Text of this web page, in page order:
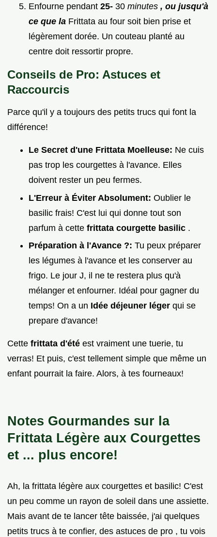
Enfourne pendant 25- 30 minutes , ou jusqu'à
ce que la Frittata au four soit bien prise et
légèrement dorée. Un couteau planté au
centre doit ressortir propre.
Conseils de Pro: Astuces et
Raccourcis
Parce qu'il y a toujours des petits trucs qui font la
différence!
Le Secret d'une Frittata Moelleuse: Ne cuis
pas trop les courgettes à l'avance. Elles
doivent rester un peu fermes.
L'Erreur à Éviter Absolument: Oublier le
basilic frais! C'est lui qui donne tout son
parfum à cette frittata courgette basilic .
Préparation à l'Avance ?: Tu peux préparer
les légumes à l'avance et les conserver au
frigo. Le jour J, il ne te restera plus qu'à
mélanger et enfourner. Idéal pour gagner du
temps! On a un Idée déjeuner léger qui se
prepare d'avance!
Cette frittata d'été est vraiment une tuerie, tu
verras! Et puis, c'est tellement simple que même un
enfant pourrait la faire. Alors, à tes fourneaux!
Notes Gourmandes sur la
Frittata Légère aux Courgettes
et ... plus encore!
Ah, la frittata légère aux courgettes et basilic! C'est
un peu comme un rayon de soleil dans une assiette.
Mais avant de te lancer tête baissée, j'ai quelques
petits trucs à te confier, des astuces de pro , tu vois